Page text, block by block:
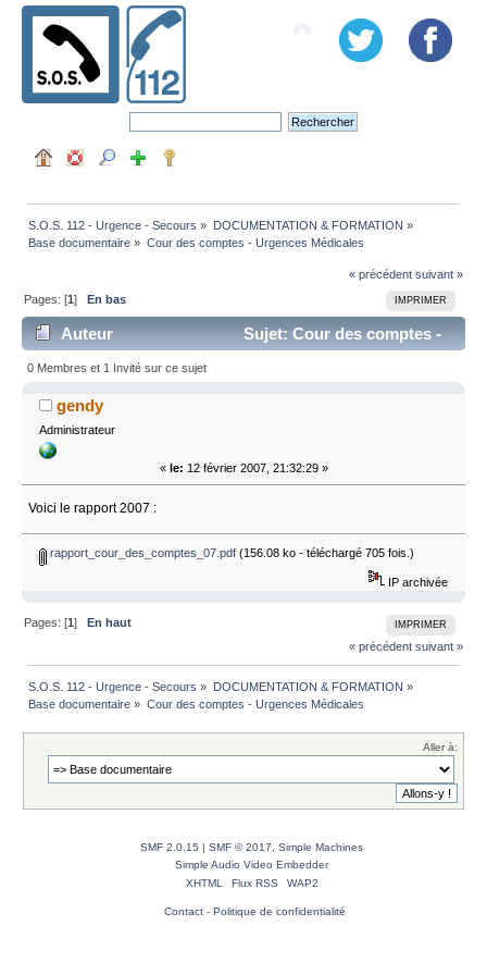
S.O.S. 112 - Urgence - Secours » DOCUMENTATION & FORMATION »
Base documentaire » Cour des comptes - Urgences Médicales
« précédent suivant »
IMPRIMER
Pages: [1]En bas
Auteur
Sujet: Cour des comptes -
Urgences Médicales (Lu 8888 fois)
0 Membres et 1 Invité sur ce sujet
gendy
Administrateur
« le: 12 février 2007, 21:32:29 »
Voici le rapport 2007 :
rapport_cour_des_comptes_07.pdf(156.08 ko - téléchargé 705 fois.)
IP archivée
IMPRIMER
Pages: [1]
En haut
« précédent suivant »
S.O.S. 112 - Urgence - Secours » DOCUMENTATION & FORMATION »
Base documentaire » Cour des comptes - Urgences Médicales
Aller à:
SMF 2.0.15 | SMF © 2017, Simple Machines
Simple Audio Video Embedder
XHTML
Flux RSS WAP2
Contact- Politique de confidentialité